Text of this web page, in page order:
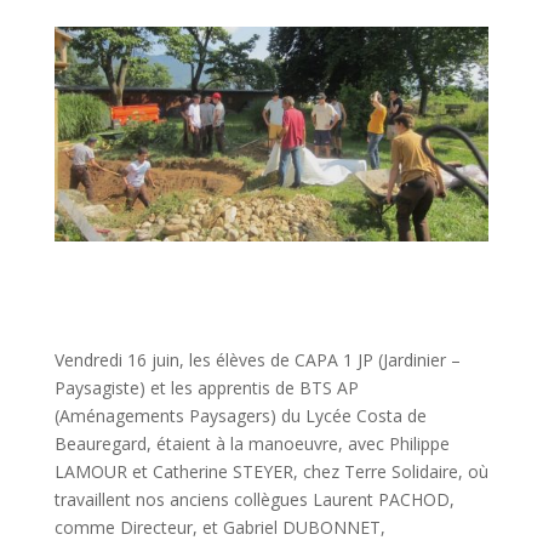
Vendredi 16 juin, les élèves de CAPA 1 JP (Jardinier –
Paysagiste) et les apprentis de BTS AP
(Aménagements Paysagers) du Lycée Costa de
Beauregard, étaient à la manoeuvre, avec Philippe
LAMOUR et Catherine STEYER, chez Terre Solidaire, où
travaillent nos anciens collègues Laurent PACHOD,
comme Directeur, et Gabriel DUBONNET,